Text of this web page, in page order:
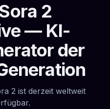
2
— KI-
der
2 ist derzeit weltweit